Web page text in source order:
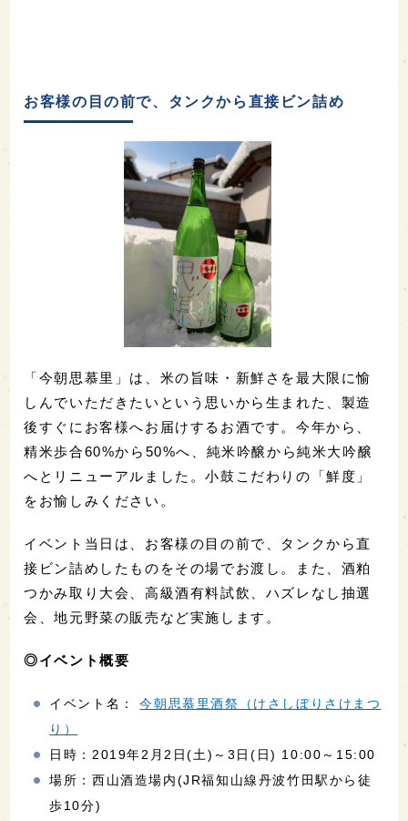
お客様の目の前で、タンクから直接ビン詰め
「今朝思慕里」は、米の旨味・新鮮さを最大限に愉
しんでいただきたいという思いから生まれた、製造
後すぐにお客様へお届けするお酒です。今年から、
精米歩合60%から50%へ、純米吟醸から純米大吟醸
へとリニューアルました。小鼓こだわりの「鮮度」
をお愉しみください。
イベント当日は、お客様の目の前で、タンクから直
接ビン詰めしたものをその場でお渡し。また、酒粕
つかみ取り大会、高級酒有料試飲、ハズレなし抽選
会、地元野菜の販売など実施します。
◎イベント概要
イベント名：今朝思慕里酒祭（けさしぼりさけまつ
り）
日時：2019年2月2日(土)～3日(日) 10:00～15:00
場所：西山酒造場内(JR福知山線丹波竹田駅から徒
歩10分)